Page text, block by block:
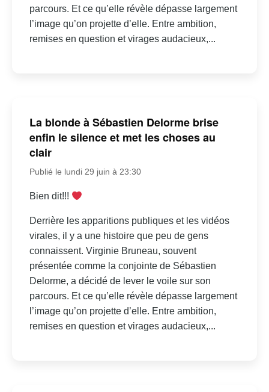
parcours. Et ce qu’elle révèle dépasse largement
l’image qu’on projette d’elle. Entre ambition,
remises en question et virages audacieux,...
La blonde à Sébastien Delorme brise
enfin le silence et met les choses au
clair
Publié le lundi 29 juin à 23:30
Bien dit!!!
Derrière les apparitions publiques et les vidéos
virales, il y a une histoire que peu de gens
connaissent. Virginie Bruneau, souvent
présentée comme la conjointe de Sébastien
Delorme, a décidé de lever le voile sur son
parcours. Et ce qu’elle révèle dépasse largement
l’image qu’on projette d’elle. Entre ambition,
remises en question et virages audacieux,...